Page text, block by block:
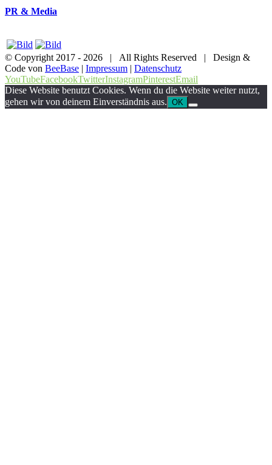
PR & Media
© Copyright 2017 - 2026 | All Rights Reserved | Design &
Code von BeeBase | Impressum | Datenschutz
YouTubeFacebookTwitterInstagramPinterestEmail
Diese Website benutzt Cookies. Wenn du die Website weiter nutzt,
gehen wir von deinem Einverständnis aus. OK